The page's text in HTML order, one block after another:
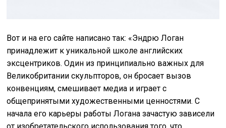
Вот и на его сайте написано так: «Эндрю Логан
принадлежит к уникальной школе английских
эксцентриков. Один из принципиально важных для
Великобритании скульпторов, он бросает вызов
конвенциям, смешивает медиа и играет с
общепринятыми художественными ценностями. С
начала его карьеры работы Логана зачастую зависели